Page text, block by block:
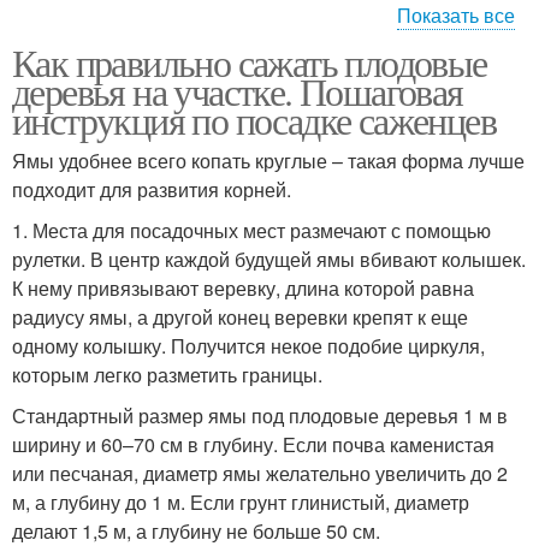
Варианты для посадки
Показать все
Как правильно сажать плодовые
деревья на участке. Пошаговая
инструкция по посадке саженцев
Ямы удобнее всего копать круглые – такая форма лучше
подходит для развития корней.
1. Места для посадочных мест размечают с помощью
рулетки. В центр каждой будущей ямы вбивают колышек.
К нему привязывают веревку, длина которой равна
радиусу ямы, а другой конец веревки крепят к еще
одному колышку. Получится некое подобие циркуля,
которым легко разметить границы.
Стандартный размер ямы под плодовые деревья 1 м в
ширину и 60–70 см в глубину. Если почва каменистая
или песчаная, диаметр ямы желательно увеличить до 2
м, а глубину до 1 м. Если грунт глинистый, диаметр
делают 1,5 м, а глубину не больше 50 см.